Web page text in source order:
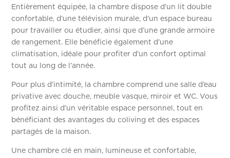
Entièrement équipée, la chambre dispose d’un lit double
confortable, d’une télévision murale, d’un espace bureau
pour travailler ou étudier, ainsi que d’une grande armoire
de rangement. Elle bénéficie également d’une
climatisation, idéale pour profiter d’un confort optimal
tout au long de l’année.
Pour plus d’intimité, la chambre comprend une salle d’eau
privative avec douche, meuble vasque, miroir et WC. Vous
profitez ainsi d’un véritable espace personnel, tout en
bénéficiant des avantages du coliving et des espaces
partagés de la maison.
Une chambre clé en main, lumineuse et confortable,